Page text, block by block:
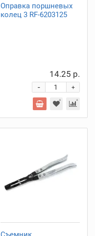
Оправка поршневых
колец 3 RF-6203125
14.25 р.
+
-